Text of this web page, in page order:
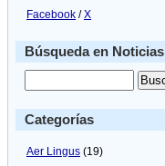
Facebook /X
Búsqueda en Noticias
Categorías
Aer Lingus (19)